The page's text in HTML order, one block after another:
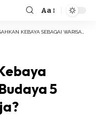
Font
Aa
SEBAGAI WARISAN BUDAYA 5 NEGARA, MANA SAJA?
5